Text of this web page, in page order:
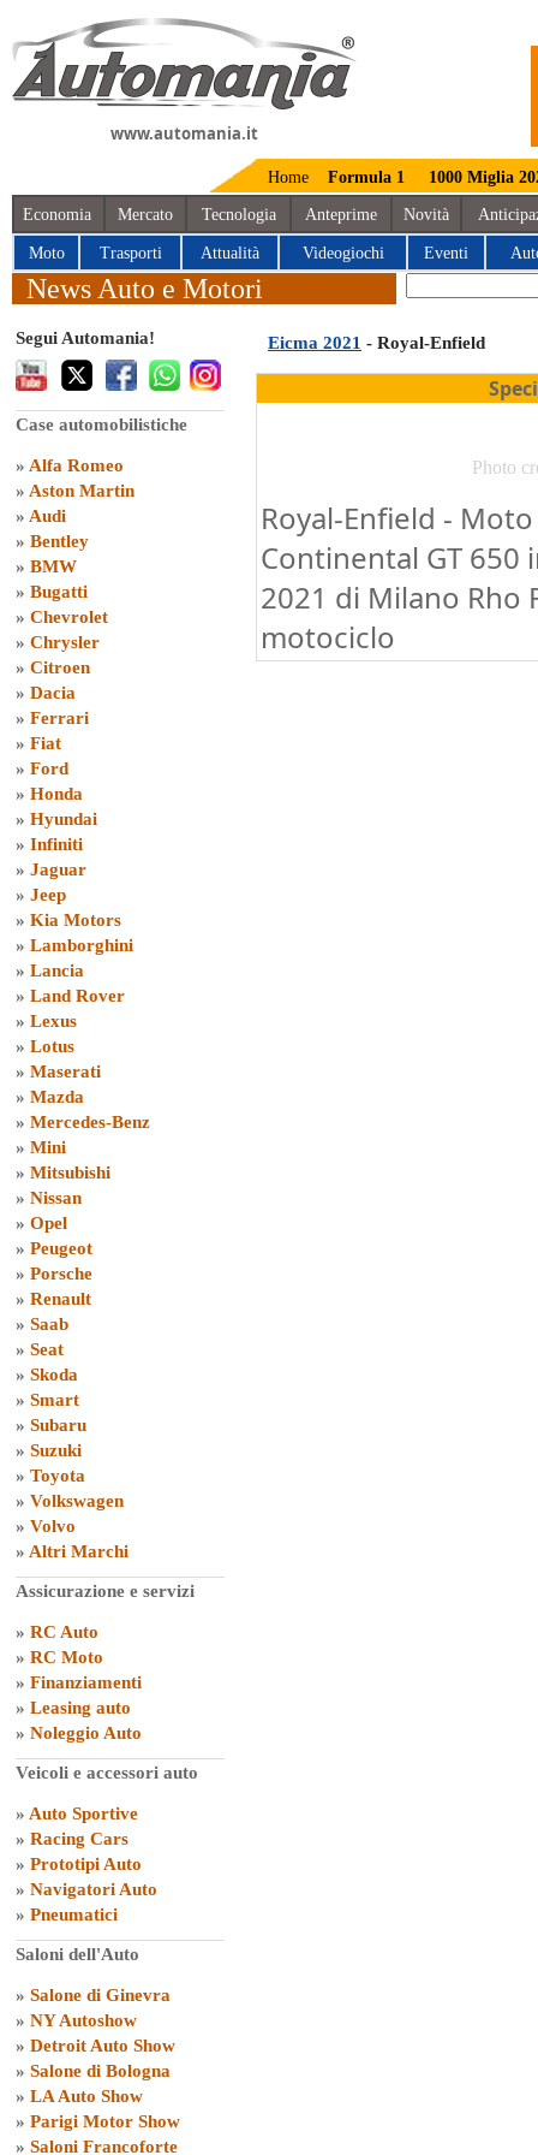
www.automania.it
Home Formula 1 1000 Miglia
Economia Mercato Tecnologia Anteprime Novità
Moto Trasporti Attualità Videogiochi Eventi
News Auto e Motori
Segui Automania!
Case automobilistiche
» Alfa Romeo
» Aston Martin
» Audi
» Bentley
» BMW
» Bugatti
» Chevrolet
» Chrysler
» Citroen
» Dacia
» Ferrari
» Fiat
» Ford
» Honda
» Hyundai
» Infiniti
» Jaguar
» Jeep
» Kia Motors
» Lamborghini
» Lancia
» Land Rover
» Lexus
» Lotus
» Maserati
» Mazda
» Mercedes-Benz
» Mini
» Mitsubishi
» Nissan
» Opel
» Peugeot
» Porsche
» Renault
» Saab
» Seat
» Skoda
» Smart
» Subaru
» Suzuki
» Toyota
» Volkswagen
» Volvo
» Altri Marchi
Assicurazione e servizi
» RC Auto
» RC Moto
» Finanziamenti
» Leasing auto
» Noleggio Auto
Veicoli e accessori auto
» Auto Sportive
» Racing Cars
» Prototipi Auto
» Navigatori Auto
» Pneumatici
Saloni dell'Auto
» Salone di Ginevra
» NY Autoshow
» Detroit Auto Show
» Salone di Bologna
» LA Auto Show
» Parigi Motor Show
» Saloni Francoforte
Eicma 2021 - Royal-Enfield
Photo
Royal-Enfield -
Continental GT 650
2021 di Milano Rho
motociclo